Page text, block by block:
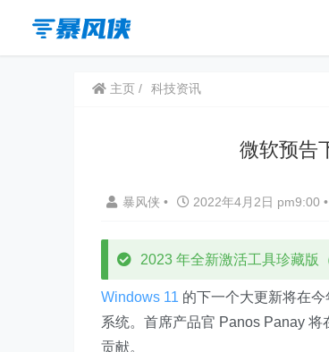
主页 科技资讯
微软预告
暴风侠 • 2022年4月2日 pm9:00 •
2023 年全新激活工具珍藏版
Windows 11 的下一个大更新将在
系统。首席产品官 Panos Panay
贡献。